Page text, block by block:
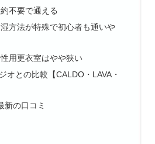
不要で通える
方法が特殊で初心者も通いや
用更衣室はやや狭い
オとの比較【CALDO・LAVA・
新の口コミ